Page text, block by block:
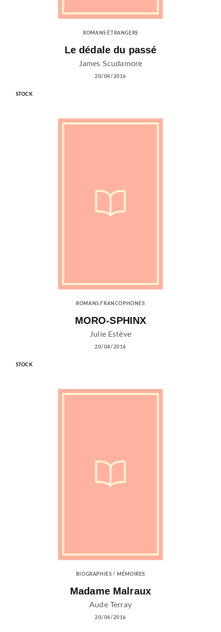
ROMANS ÉTRANGERS
Le dédale du passé
James Scudamore
20/04/2016
STOCK
ROMANS FRANCOPHONES
MORO-SPHINX
Julie Estève
20/04/2016
STOCK
BIOGRAPHIES / MÉMOIRES
Madame Malraux
Aude Terray
20/04/2016